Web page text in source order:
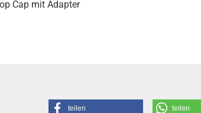
Cap mit Adapter
teilen teilen